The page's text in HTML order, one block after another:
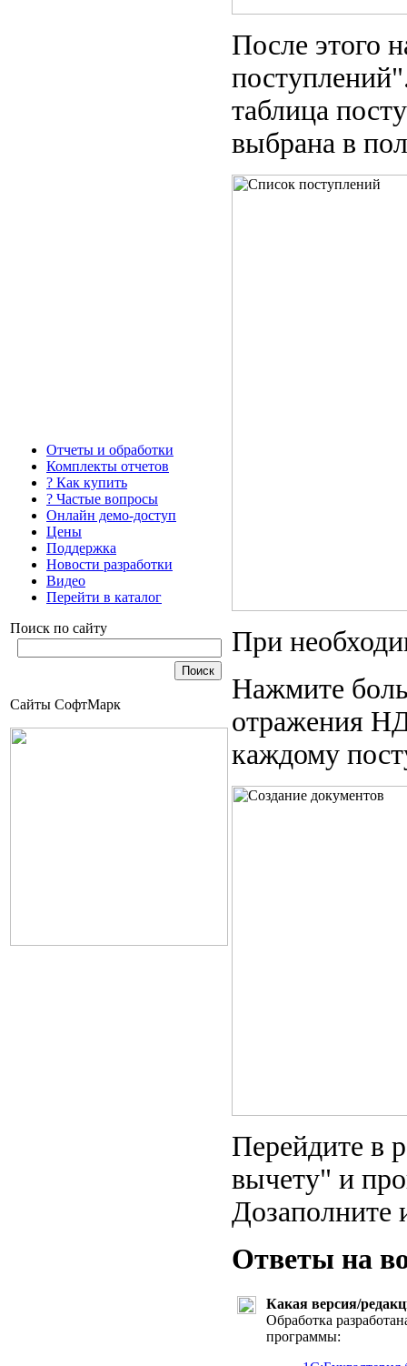
Отчеты и обработки
Комплекты отчетов
? Как купить
? Частые вопросы
Онлайн демо-доступ
Цены
Поддержка
Новости разработки
Видео
Перейти в каталог
Поиск по сайту
Сайты СофтМарк
После этого
таблица
выбрана в
При
Нажмите
отражения
каждому
Перейдите в
вычету" и
Дозаполните
Ответы на
Какая версия/
Обработка
программы: